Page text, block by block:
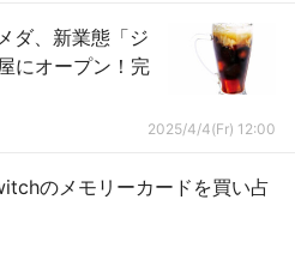
ダ、新業態「ジ
にオープン！完
2025/4/4(Fr) 12:00
のメモリーカードを買い占